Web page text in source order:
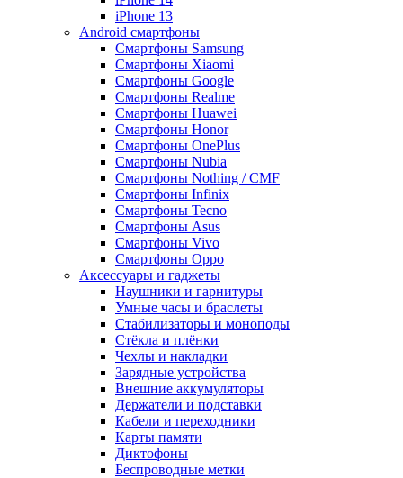
iPhone 13
Android cмартфоны
Смартфоны Samsung
Смартфоны Xiaomi
Смартфоны Google
Смартфоны Realme
Смартфоны Huawei
Смартфоны Honor
Смартфоны OnePlus
Смартфоны Nubia
Смартфоны Nothing / CMF
Смартфоны Infinix
Смартфоны Tecno
Смартфоны Asus
Смартфоны Vivo
Смартфоны Oppo
Аксессуары и гаджеты
Наушники и гарнитуры
Умные часы и браслеты
Стабилизаторы и моноподы
Стёкла и плёнки
Чехлы и накладки
Зарядные устройства
Внешние аккумуляторы
Держатели и подставки
Кабели и переходники
Карты памяти
Диктофоны
Беспроводные метки